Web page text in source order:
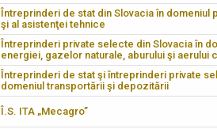
Întreprinderi de stat din Slovacia în domeniul
şi al asistenţei tehnice
Întreprinderi private selecte din Slovacia în
energiei, gazelor naturale, aburului şi aerului
Întreprinderi de stat şi întreprinderi private
domeniul transportării şi depozitării
Î.S. ITA „Mecagro”